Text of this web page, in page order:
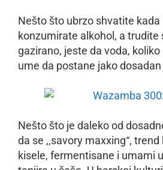
Nešto što ubrzo shvatite kada
konzumirate alkohol, a trudite
gazirano, jeste da voda,
ume da postane jako
Nešto što je daleko od
da se ,,savory maxxing“, trend
kisele, fermentisane i umami